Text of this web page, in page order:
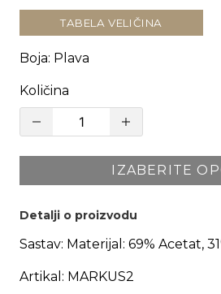
TABELA VELIČINA
Boja: Plava
Količina
IZABERITE
Detalji o proizvodu
Sastav: Materijal: 69% Acetat,
Artikal: MARKUS2